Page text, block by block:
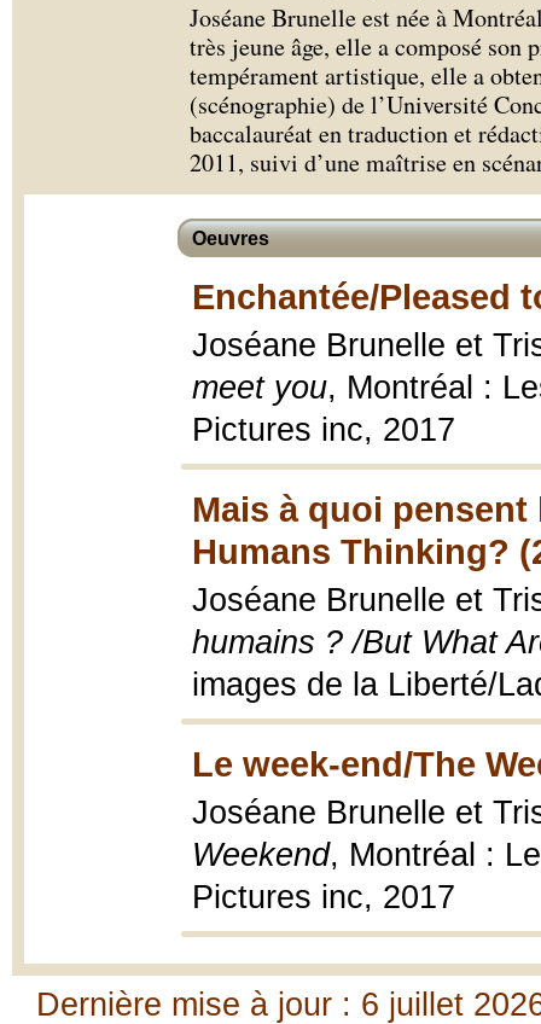
Joséane Brunelle est née à
très jeune âge, elle a composé son
tempérament artistique, elle a
(scénographie) de l’Université
baccalauréat en traduction et
2011, suivi d’une maîtrise en
Oeuvres
Enchantée/Pleased
Joséane Brunelle et
meet you, Montréal :
Pictures inc, 2017
Mais à quoi
Humans Thinking?
Joséane Brunelle et
humains ? /But What
images de la Liberté/
Le week-end/The
Joséane Brunelle et
Weekend, Montréal :
Pictures inc, 2017
Dernière mise à jour : 6 juillet